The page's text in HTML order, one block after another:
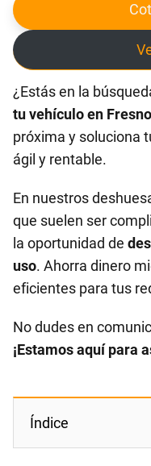
¿Estás en la
tu vehículo en Fresno
próxima y soluciona
ágil y rentable.
En nuestros
que suelen ser
la oportunidad de
uso. Ahorra dinero
eficientes para tus
No dudes en
¡Estamos aquí para
Índice